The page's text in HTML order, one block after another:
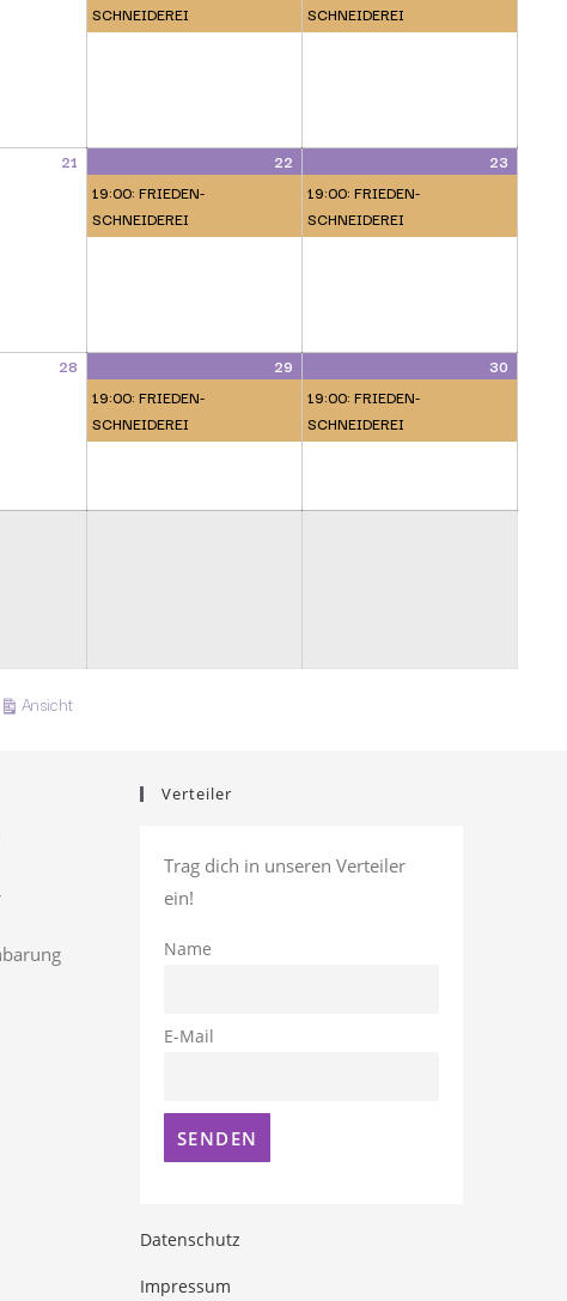
SCHNEIDEREI
SCHNEIDEREI
21
22
19:00: FRIEDEN-
SCHNEIDEREI
23
19:00: FRIEDEN-
SCHNEIDEREI
28
29
19:00: FRIEDEN-
SCHNEIDEREI
30
19:00: FRIEDEN-
SCHNEIDEREI
Ansichtausdrucken
Verteiler
Trag dich in unseren Verteiler
ein!
Name
E-Mail
Datenschutz
Impressum